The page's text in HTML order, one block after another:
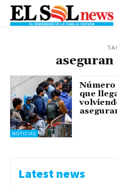
NOTICIAS
Número
que
Latest news